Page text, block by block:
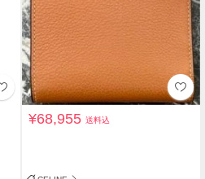
¥68,955送料込